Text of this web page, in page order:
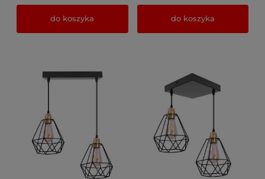
do koszyka do koszyka